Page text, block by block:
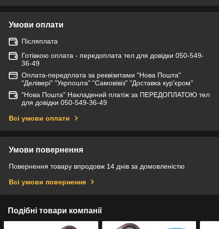
Умови оплати
Післяплата
Готівкою оплата - передоплата тел для довідки 050-549-
36-49
Оплата-передплата за реквізитами "Нова Пошта"
"Делівері" "Укрпошта" "Самовівіз" "Доставка кур'єром"
"Нова Пошта" Накладений платіж за ПЕРЕДОПЛАТОЮ тел
для довідки 050-549-36-49
Всі умови оплати
Умови повернення
Повернення товару впродовж 14 днів за домовленістю
Всі умови повернення
Подібні товари компанії